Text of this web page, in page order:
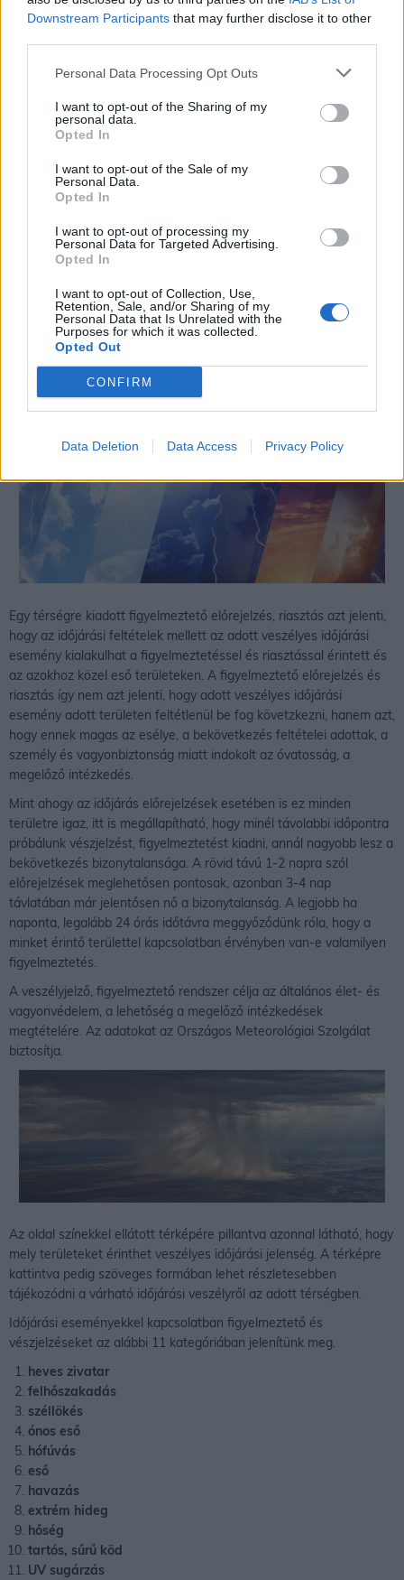
Downstream Participants that may further disclose it to other
Personal Data Processing Opt Outs
I want to opt-out of the Sharing of my
personal data.
Opted In
I want to opt-out of the Sale of my
Personal Data.
Opted In
I want to opt-out of processing my
Personal Data for Targeted Advertising.
Opted In
I want to opt-out of Collection, Use,
Retention, Sale, and/or Sharing of my
Personal Data that Is Unrelated with the
Purposes for which it was collected.
Opted Out
CONFIRM
Data Deletion Data Access Privacy Policy
V H
37
20
K
36
21
SZ
32
18
CS P
32
16
Vészjelzések, Figyelmeztetések
legkorszerűbb eszközök, módszerek és szakmai ismeretek
alkalmazása ellenére sem lehetséges minden esetben
megfelelően korán, előre jelezni és így a megfelelő szintű
veszélyjelzést kiadni!
Egy térségre kiadott figyelmeztető előrejelzés, riasztás azt jelenti,
hogy az időjárási feltételek mellett az adott veszélyes időjárási
esemény kialakulhat a figyelmeztetéssel és riasztással érintett és
az azokhoz közel eső területeken. A figyelmeztető előrejelzés és
riasztás így nem azt jelenti, hogy adott veszélyes időjárási
esemény adott területen feltétlenül be fog követzkezni, hanem azt,
hogy ennek magas az esélye, a bekövetkezés feltételei adottak, a
személy és vagyonbiztonság miatt indokolt az óvatosság, a
megelőző intézkedés.
Mint ahogy az időjárás előrejelzések esetében is ez minden
területre igaz, itt is megállapítható, hogy minél távolabbi időpontra
próbálunk vészjelzést, figyelmeztetést kiadni, annál nagyobb lesz a
bekövetkezés bizonytalansága. A rövid távú 1-2 napra szól
előrejelzések meglehetősen pontosak, azonban 3-4 nap
távlatában már jelentősen nő a bizonytalanság. A legjobb ha
naponta, legalább 24 órás időtávra meggyőződünk róla, hogy a
minket érintő területtel kapcsolatban érvényben van-e valamilyen
figyelmeztetés.
A veszélyjelző, figyelmeztető rendszer célja az általános élet- és
vagyonvédelem, a lehetőség a megelőző intézkedések
megtételére. Az adatokat az Országos Meteorológiai Szolgálat
biztosítja.
Az oldal színekkel ellátott térképére pillantva azonnal látható, hogy
mely területeket érinthet veszélyes időjárási jelenség. A térképre
kattintva pedig szöveges formában lehet részletesebben
tájékozódni a várható időjárási veszélyről az adott térségben.
Időjárási eseményekkel kapcsolatban figyelmeztető és
vészjelzéseket az alábbi 11 kategóriában jelenítünk meg.
heves zivatar
felhőszakadás
széllökés
ónos eső
hófúvás
eső
havazás
extrém hideg
hőség
tartós, sűrű köd
UV sugárzás